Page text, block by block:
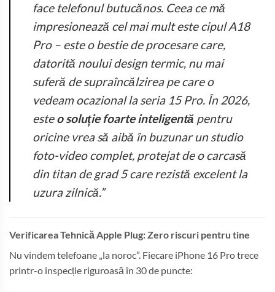
face telefonul butucănos. Ceea ce mă
impresionează cel mai mult este cipul A18
Pro – este o bestie de procesare care,
datorită noului design termic, nu mai
suferă de supraîncălzirea pe care o
vedeam ocazional la seria 15 Pro. În 2026,
esteo soluție foarte inteligentă pentru
oricine vrea să aibă în buzunar un studio
foto-video complet, protejat de o carcasă
din titan de grad 5 care rezistă excelent la
uzura zilnică.”
Verificarea Tehnică Apple Plug: Zero riscuri pentru tine
Nu vindem telefoane „la noroc”. Fiecare iPhone 16 Pro trece
printr-o inspecție riguroasă în 30 de puncte: